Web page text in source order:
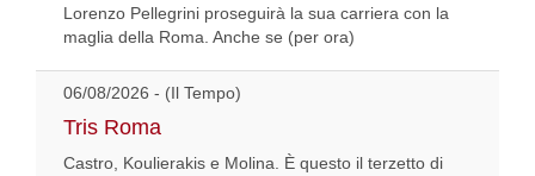
Lorenzo Pellegrini proseguirà la sua carriera con la
maglia della Roma. Anche se (per ora)
06/08/2026 - (Il Tempo)
Tris Roma
Castro, Koulierakis e Molina. È questo il terzetto di